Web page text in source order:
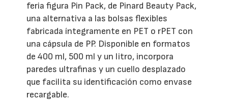
feria figura Pin Pack, de Pinard Beauty Pack,
una alternativa a las bolsas flexibles
fabricada íntegramente en PET o rPET con
una cápsula de PP. Disponible en formatos
de 400 ml, 500 ml y un litro, incorpora
paredes ultrafinas y un cuello desplazado
que facilita su identificación como envase
recargable.